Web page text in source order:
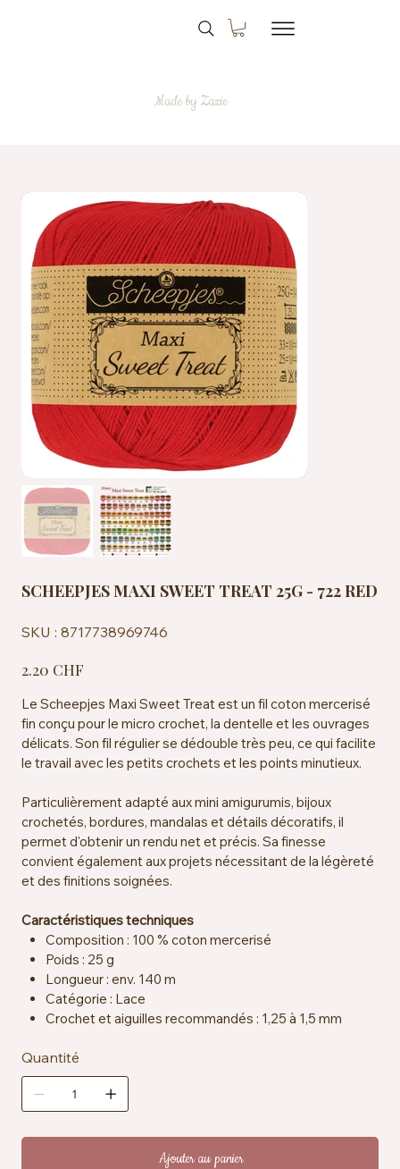
Made by Zazie
SCHEEPJES MAXI SWEET TREAT 25G - 722 RED
SKU : 8717738969746
8717738969746
2.20 CHF
Le Scheepjes Maxi Sweet Treat est un fil coton mercerisé
fin conçu pour le micro crochet, la dentelle et les ouvrages
délicats. Son fil régulier se dédouble très peu, ce qui facilite
le travail avec les petits crochets et les points minutieux.
Particulièrement adapté aux mini amigurumis, bijoux
crochetés, bordures, mandalas et détails décoratifs, il
permet d'obtenir un rendu net et précis. Sa finesse
convient également aux projets nécessitant de la légèreté
et des finitions soignées.
Caractéristiques techniques
Composition : 100 % coton mercerisé
Poids : 25 g
Longueur : env. 140 m
Catégorie : Lace
Crochet et aiguilles recommandés : 1,25 à 1,5 mm
Certification : EN71-3
Entretien : lavable en machine à 40 °C
Quantité
Ajouter au panier